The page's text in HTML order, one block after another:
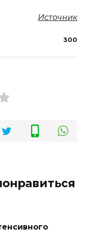
Источник
300